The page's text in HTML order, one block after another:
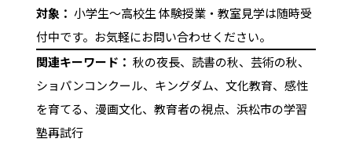
対象： 小学生〜高校生 体験授業・教室見学は随時受
付中です。お気軽にお問い合わせください。
関連キーワード： 秋の夜長、読書の秋、芸術の秋、
ショパンコンクール、キングダム、文化教育、感性
を育てる、漫画文化、教育者の視点、浜松市の学習
塾再試行